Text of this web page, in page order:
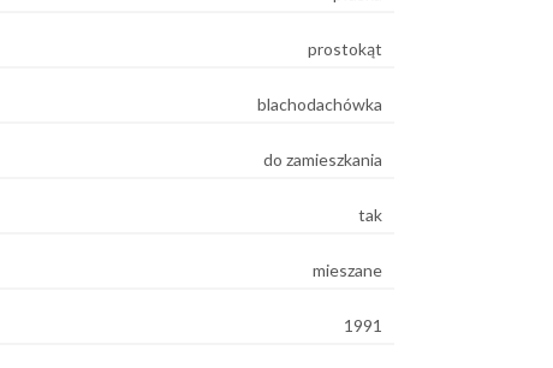
prostokąt
blachodachówka
do zamieszkania
tak
mieszane
1991